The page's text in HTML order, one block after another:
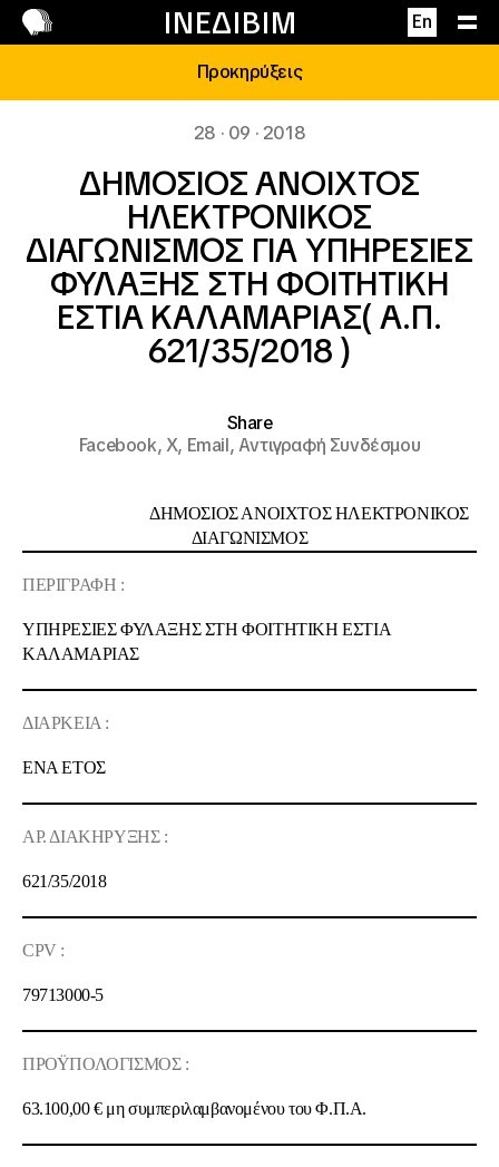
ΙΝΕΔΙΒΙΜ En
Επικοινωνία
Προκηρύξεις
28 · 09 · 2018
ΔΗΜΟΣΙΟΣ ΑΝΟΙΧΤΟΣ
ΗΛΕΚΤΡΟΝΙΚΟΣ
ΔΙΑΓΩΝΙΣΜΟΣ ΓΙΑ ΥΠΗΡΕΣΙΕΣ
ΦΥΛΑΞΗΣ ΣΤΗ ΦΟΙΤΗΤΙΚΗ
ΕΣΤΙΑ ΚΑΛΑΜΑΡΙΑΣ( Α.Π.
621/35/2018 )
Share
Facebook,X, Email,Αντιγραφή Συνδέσμου
ΔΗΜΟΣΙΟΣ ΑΝΟΙΧΤΟΣ ΗΛΕΚΤΡΟΝΙΚΟΣ
ΔΙΑΓΩΝΙΣΜΟΣ
ΠΕΡΙΓΡΑΦΗ :
ΥΠΗΡΕΣΙΕΣ ΦΥΛΑΞΗΣ ΣΤΗΦΟΙΤΗΤΙΚΗ ΕΣΤΙΑ
ΚΑΛΑΜΑΡΙΑΣ
ΔΙΑΡΚΕΙΑ :
ΕΝΑ ΕΤΟΣ
ΑΡ. ΔΙΑΚΗΡΥΞΗΣ :
621/35/2018
CPV :
79713000-5
ΠΡΟΫΠΟΛΟΓΙΣΜΟΣ :
63.100,00 €μη συμπεριλαμβανομένου του Φ.Π.Α.